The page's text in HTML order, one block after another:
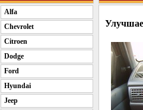
Alfa
Chevrolet
Citroen
Dodge
Ford
Hyundai
Jeep